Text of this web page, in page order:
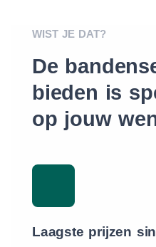
WIST JE DAT?
De
bieden is
op jouw
Laagste prijzen